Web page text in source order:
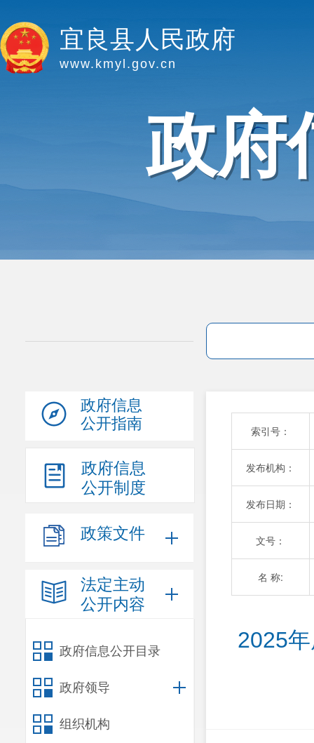
宜良县人民政府
www.kmyl.gov.cn
政府
政府信息
公开指南
政府信息
公开制度
政策文件
法定主动
公开内容
政府信息公开目录
政府领导
组织机构
索引号：
发布机构：
发布日期：
文号：
名 称:
2025